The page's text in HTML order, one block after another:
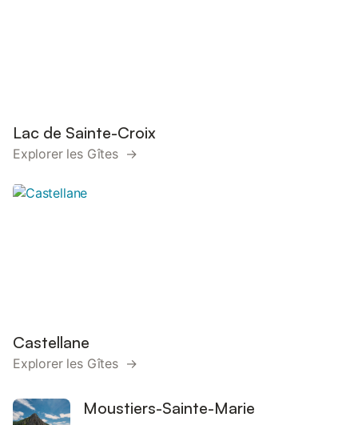
Lac de Sainte-Croix
Explorer les Gîtes →
Castellane
Explorer les Gîtes →
Moustiers-Sainte-Marie